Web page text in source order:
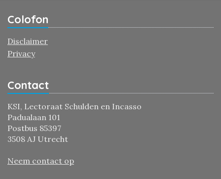
Colofon
Disclaimer
Privacy
Contact
KSI, Lectoraat Schulden en Incasso
Padualaan 101
Postbus 85397
3508 AJ Utrecht
Neem contact op